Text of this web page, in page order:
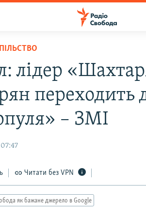
лідер
переходить
– ЗМІ
Читати без VPN
як бажане джерело в Google